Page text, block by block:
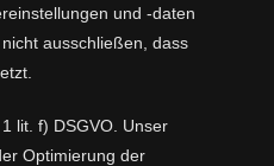
und -daten
ausschließen, dass
lit. f) DSGVO. Unser
Optimierung der